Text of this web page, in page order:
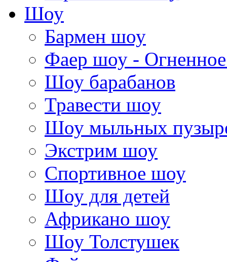
Шоу
Бармен шоу
Фаер шоу -
Шоу барабанов
Травести шоу
Шоу мыльных
Экстрим шоу
Спортивное шоу
Шоу для детей
Африкано шоу
Шоу Толстушек